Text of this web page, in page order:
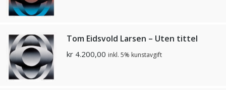
Tom Eidsvold Larsen – Uten tittel
kr 4.200,00 inkl. 5% kunstavgift